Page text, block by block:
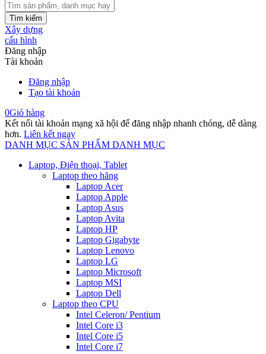
Tìm kiếm
Xây dựng
cấu hình
Đăng nhập
Tài khoản
Đăng nhập
Tạo tài khoản
0Giỏ hàng
Kết nối tài khoản mạng xã hội để đăng nhập nhanh chóng, dễ dàng
hơn. Liên kết ngay
DANH MỤC SẢN PHẨM DANH MỤC
Laptop, Điện thoại, Tablet
Laptop theo hãng
Laptop Acer
Laptop Apple
Laptop Asus
Laptop Avita
Laptop HP
Laptop Gigabyte
Laptop Lenovo
Laptop LG
Laptop Microsoft
Laptop MSI
Laptop Dell
Laptop theo CPU
Intel Celeron/ Pentium
Intel Core i3
Intel Core i5
Intel Core i7